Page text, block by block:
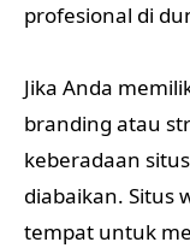
profesional di
Jika Anda
branding atau
keberadaan
diabaikan. Situs
tempat untuk